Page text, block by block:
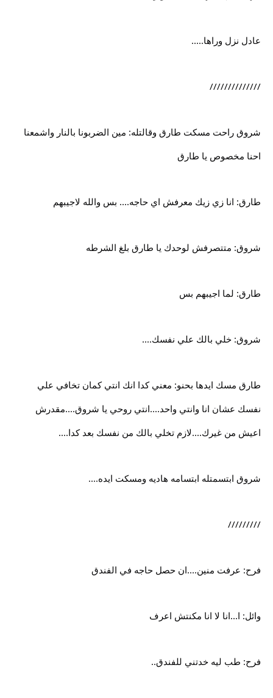
عادل نزل وراها.....
//////////////
شروق راحت مسكت طارق وقالتله: مين الضربونا بالنار واشمعنا
احنا مخصوص يا طارق
طارق: انا زي زيك معرفش اي حاجه.... بس والله لاجيبهم
شروق: متتصرفش لوحدك يا طارق بلغ الشرطه
طارق: لما اجيبهم بس
شروق: خلي بالك علي نفسك....
طارق مسك ايدها بحنو: معني كدا انك انتي كمان تخافي علي
نفسك عشان انا وانتي واحد....انتي روحي يا شروق....مقدرش
اعيش من غيرك....لازم تخلي بالك من نفسك بعد كدا....
شروق ابتسمتله ابتسامه هاديه ومسكت ايده....
/////////
فرح: عرفت منين....ان حصل حاجه في الفندق
وائل: ا...انا لا انا مكنتش اعرف
فرح: طب ليه خدتني للفندق..